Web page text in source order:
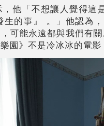
他「不想讓人覺得這
生的事』 。」他認為
可能永遠都與我們有
園》不是冷冰冰的電